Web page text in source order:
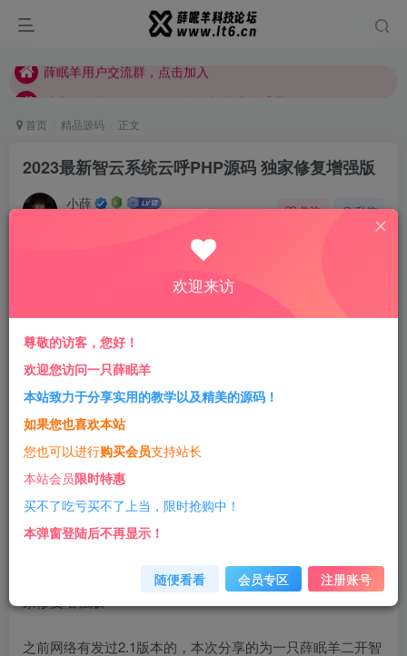
站点正在整改，如有侵犯您的权益请联系我们
站点正在整改，如有侵犯您的权益请联系我们
首页 精品源码 正文
2023最新智云系统云呼PHP源码 独家修复增强版
小薛 关注 私信
2023最新智云系统云呼PHP源码 独家修复增强版
此内容为付费资源，请付费后查看
￥3.88
赞助会员￥1.88 代理会员
您当前未登录！建议登陆后购买，可保存购买订单
源码介绍
今天小薛给大家带来一款2023最新智云系统云呼PHP源码 独
家修复增强版
之前网络有发过2.1版本的，本次分享的为一只薛眠羊二开智
欢迎来访
尊敬的访客，您好！
欢迎您访问一只薛眠羊
本站致力于分享实用的教学以及精美的源码！
如果您也喜欢本站
您也可以进行购买会员支持站长
本站会员限时特惠
买不了吃亏买不了上当，限时抢购中！
本弹窗登陆后不再显示！
随便看看 会员专区 注册账号